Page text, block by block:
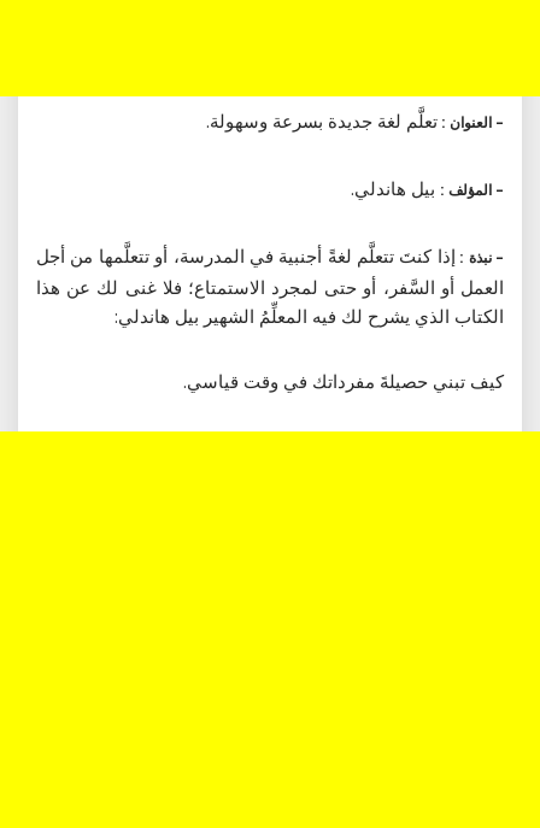
– العنوان : تعلَّم لغة جديدة بسرعة وسهولة.
– المؤلف : بيل هاندلي.
– نبذة : إذا كنتَ تتعلَّم لغةً أجنبية في المدرسة، أو تتعلَّمها من أجل
العمل أو السَّفر، أو حتى لمجرد الاستمتاع؛ فلا غنى لك عن هذا
الكتاب الذي يشرح لك فيه المعلِّمُ الشهير بيل هاندلي:
كيف تبني حصيلةَ مفرداتك في وقت قياسي.